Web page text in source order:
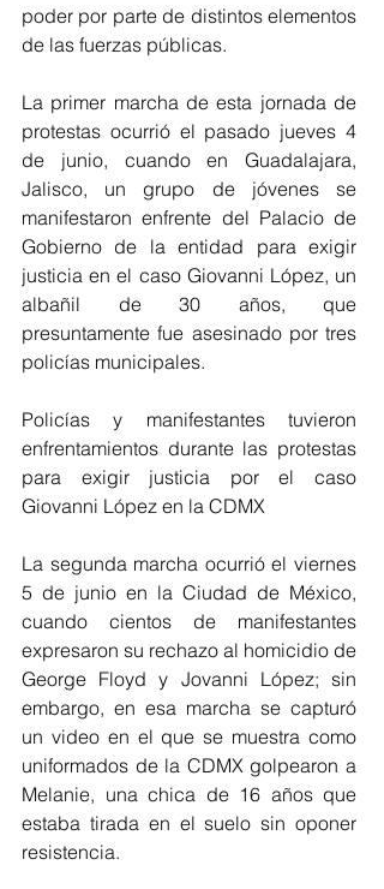
poder por parte de distintos elementos
de las fuerzas públicas.
La primer marcha de esta jornada de
protestas ocurrió el pasado jueves 4
de junio, cuando en Guadalajara,
Jalisco, un grupo de jóvenes se
manifestaron enfrente del Palacio de
Gobierno de la entidad para exigir
justicia en el caso Giovanni López, un
albañil de 30 años, que
presuntamente fue asesinado por tres
policías municipales.
Policías y manifestantes tuvieron
enfrentamientos durante las protestas
para exigir justicia por el caso
Giovanni López en la CDMX
La segunda marcha ocurrió el viernes
5 de junio en la Ciudad de México,
cuando cientos de manifestantes
expresaron su rechazo al homicidio de
George Floyd y Jovanni López; sin
embargo, en esa marcha se capturó
un video en el que se muestra como
uniformados de la CDMX golpearon a
Melanie, una chica de 16 años que
estaba tirada en el suelo sin oponer
resistencia.